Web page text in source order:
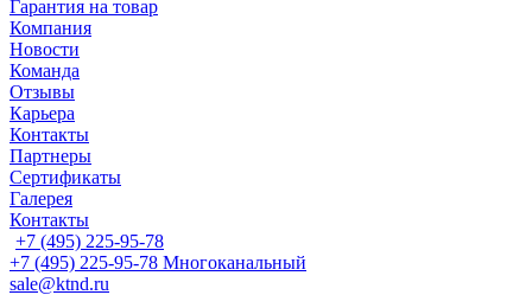
Гарантия на товар
Компания
Новости
Команда
Отзывы
Карьера
Контакты
Партнеры
Сертификаты
Галерея
Контакты
+7 (495) 225-95-78
+7 (495) 225-95-78 Многоканальный
sale@ktnd.ru